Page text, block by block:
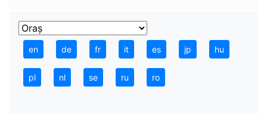
en de fr it es jp hu
pl nl se ru ro